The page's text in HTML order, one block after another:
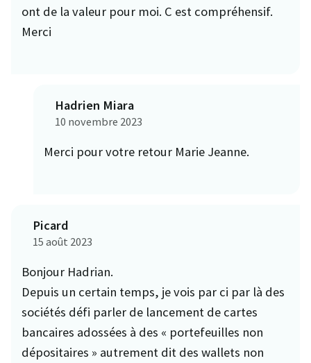
ont de la valeur pour moi. C est compréhensif.
Merci
Hadrien Miara
10 novembre 2023
Merci pour votre retour Marie Jeanne.
Picard
15 août 2023
Bonjour Hadrian.
Depuis un certain temps, je vois par ci par là des
sociétés défi parler de lancement de cartes
bancaires adossées à des « portefeuilles non
dépositaires » autrement dit des wallets non